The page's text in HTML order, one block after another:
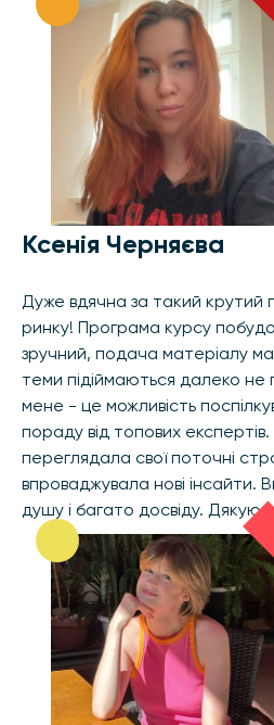
Ксенія Черняєва
Дуже вдячна за такий
ринку! Програма курсу
зручний, подача матеріалу
теми підіймаються далеко не
мене - це можливість
пораду від топових
переглядала свої поточні
впроваджувала нові інсайти.
душу і багато досвіду. Дякую